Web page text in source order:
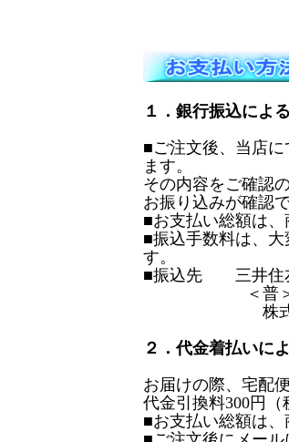
１．銀行振込によ
■ご注文後、当店
ます。
その内容をご確認
お振り込みが確認
■お支払い総額は、
■振込手数料は、
す。
■振込先 三井住
＜普＞７０
株式会
２．代金着払いに
お届けの際、宅配
代金引換料300円（
■お支払い総額は、